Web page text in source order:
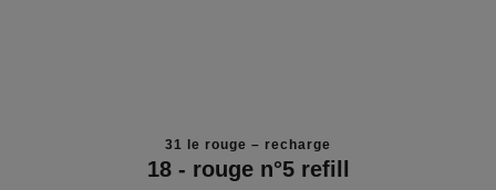
31 le rouge – recharge
18 - rouge n°5 refill